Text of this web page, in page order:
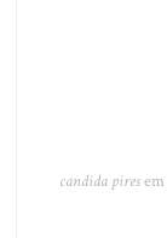
candida piresem